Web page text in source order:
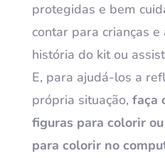
protegidas e bem
contar para crianças
história do kit ou
E, para ajudá-los a
própria situação, faça
figuras para colorir
para colorir no